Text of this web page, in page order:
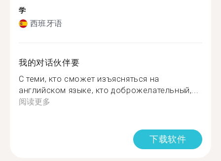
学
西班牙语
我的对话伙伴要
С теми, кто сможет изъясняться на
английском языке, кто доброжелательный,...
阅读更多
下载软件